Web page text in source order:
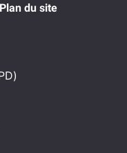
Plan du site